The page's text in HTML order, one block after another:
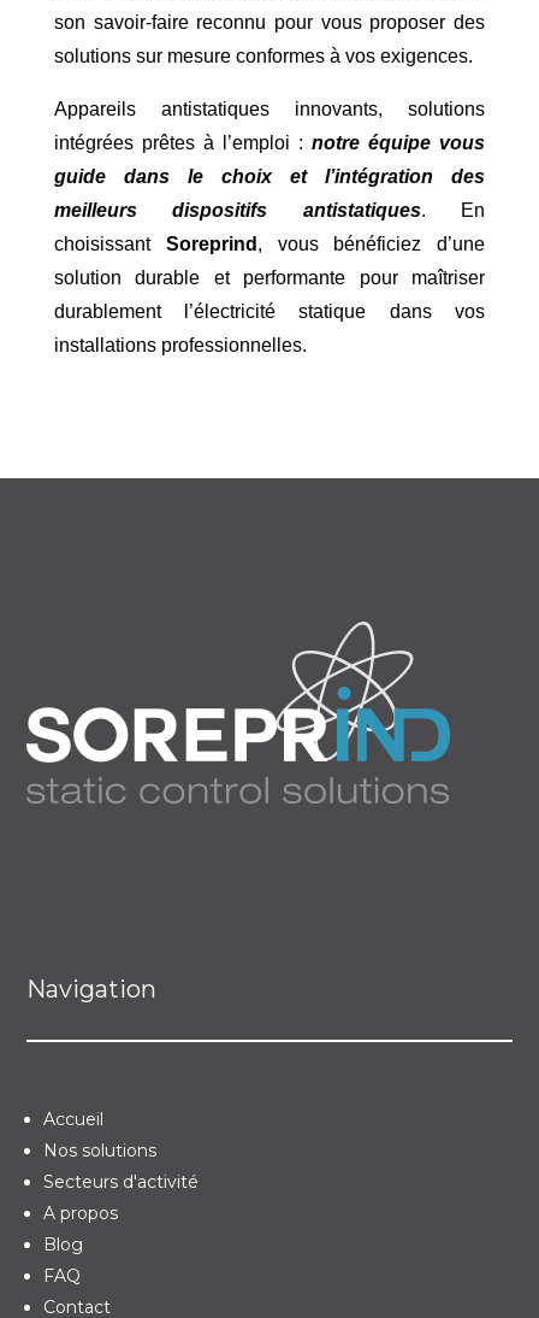
son savoir-faire reconnu pour vous proposer des
solutions sur mesure conformes à vos exigences.
Appareils antistatiques innovants, solutions
intégrées prêtes à l’emploi :notre équipe vous
guide dans le choix et l’intégration des
meilleurs dispositifs antistatiques. En
choisissant Soreprind , vous bénéficiez d’une
solution durable et performante pour maîtriser
durablement l’électricité statique dans vos
installations professionnelles.
Navigation
Accueil
Nos solutions
Secteurs d'activité
A propos
Blog
FAQ
Contact